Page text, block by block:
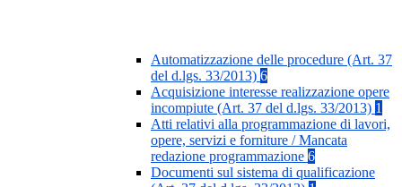
Automatizzazione delle procedure (Art. 37
del d.lgs. 33/2013) 6
Acquisizione interesse realizzazione opere
incompiute (Art. 37 del d.lgs. 33/2013) 1
Atti relativi alla programmazione di lavori,
opere, servizi e forniture / Mancata
redazione programmazione 6
Documenti sul sistema di qualificazione